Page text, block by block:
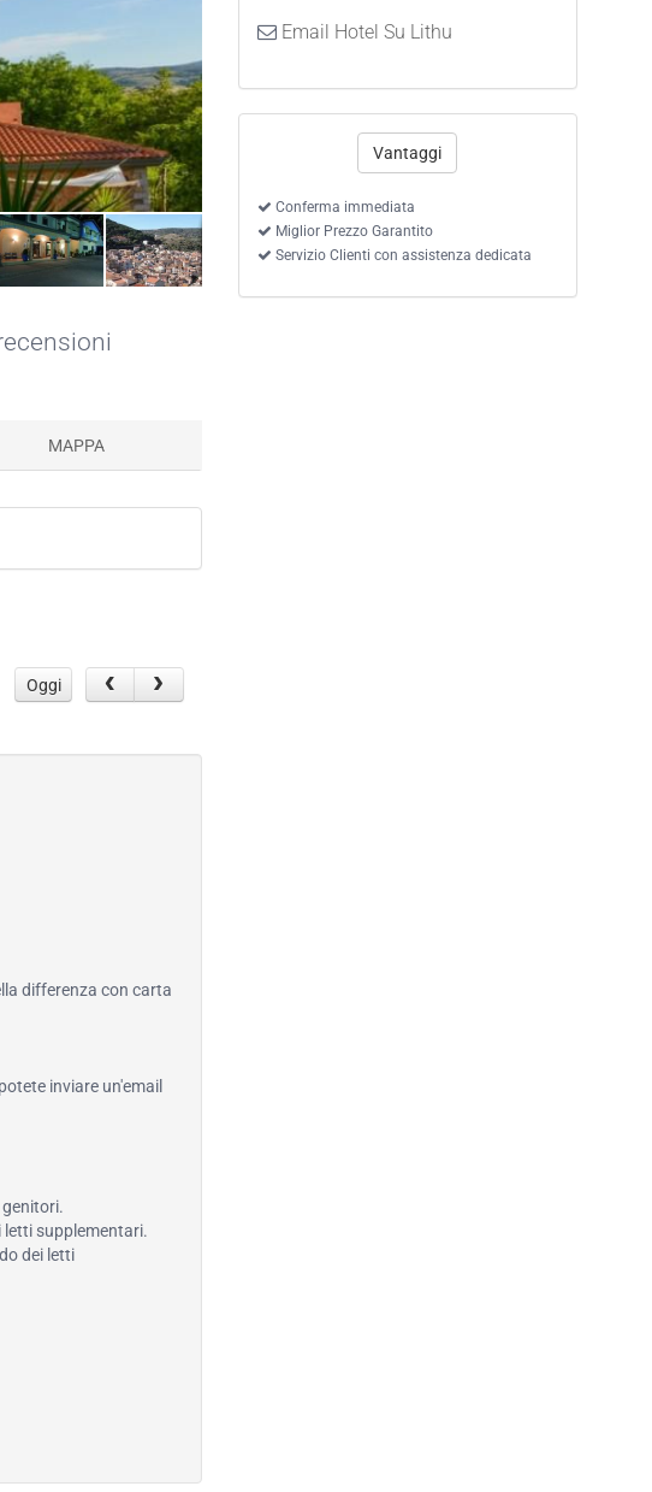
Email Hotel Su Lithu
Vantaggi
Conferma immediata
Miglior Prezzo Garantito
Servizio Clienti con assistenza dedicata
MAPPA
Oggi
differenza con carta
inviare un'email
letti supplementari.
dei letti